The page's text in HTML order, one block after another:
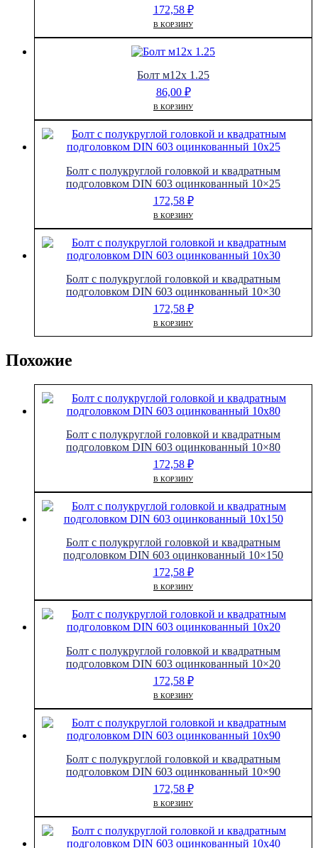
172,58 ₽
В КОРЗИНУ
Болт м12х 1.25
86,00 ₽
В КОРЗИНУ
Болт с полукруглой головкой и квадратным
подголовком DIN 603 оцинкованный 10×25
172,58 ₽
В КОРЗИНУ
Болт с полукруглой головкой и квадратным
подголовком DIN 603 оцинкованный 10×30
172,58 ₽
В КОРЗИНУ
Похожие
Болт с полукруглой головкой и квадратным
подголовком DIN 603 оцинкованный 10×80
172,58 ₽
В КОРЗИНУ
Болт с полукруглой головкой и квадратным
подголовком DIN 603 оцинкованный 10×150
172,58 ₽
В КОРЗИНУ
Болт с полукруглой головкой и квадратным
подголовком DIN 603 оцинкованный 10×20
172,58 ₽
В КОРЗИНУ
Болт с полукруглой головкой и квадратным
подголовком DIN 603 оцинкованный 10×90
172,58 ₽
В КОРЗИНУ